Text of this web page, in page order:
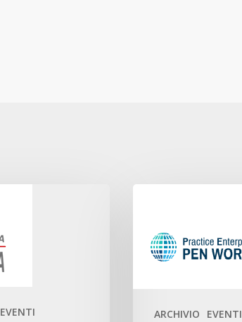
EVENTI
ARCHIVIO EVENTI
WORLDWIDE
ELEVATOR
COMPETITION
2025